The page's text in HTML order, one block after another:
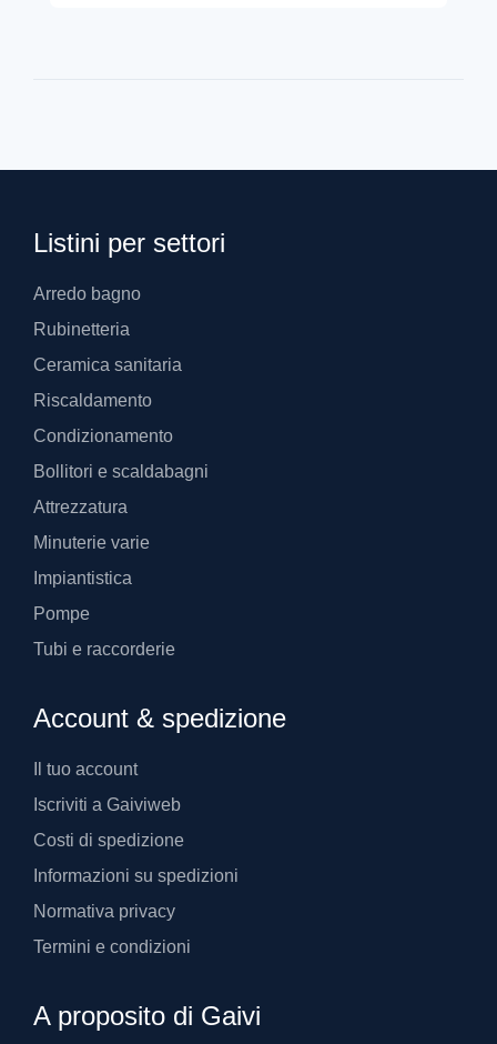
Listini per settori
Arredo bagno
Rubinetteria
Ceramica sanitaria
Riscaldamento
Condizionamento
Bollitori e scaldabagni
Attrezzatura
Minuterie varie
Impiantistica
Pompe
Tubi e raccorderie
Account & spedizione
Il tuo account
Iscriviti a Gaiviweb
Costi di spedizione
Informazioni su spedizioni
Normativa privacy
Termini e condizioni
A proposito di Gaivi